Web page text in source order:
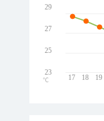
17 18 19
29
27
25
23
℃